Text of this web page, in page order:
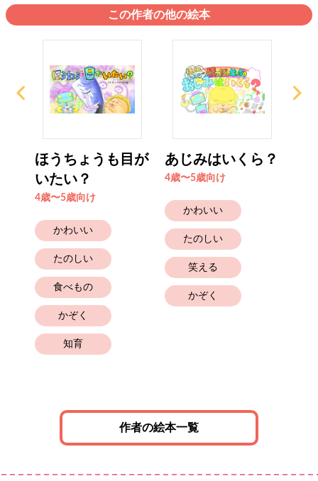
この作者の他の絵本
ほうちょうも目が
いたい？
4歳〜5歳向け
かわいい
たのしい
食べもの
かぞく
知育
あじみはいくら？
4歳〜5歳向け
かわいい
たのしい
笑える
かぞく
作者の絵本一覧